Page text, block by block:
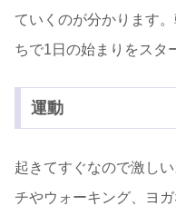
ていくのが分かります
ちで1日の始まりをスタ
運動
起きてすぐなので激し
チやウォーキング、ヨ